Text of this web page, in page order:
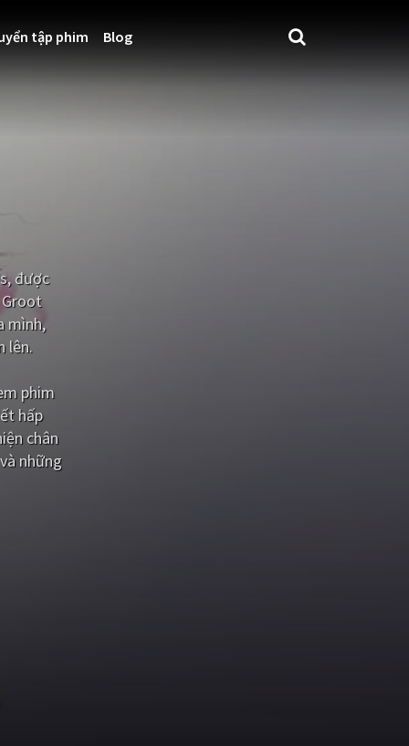
tập phim Blog
được
Groot
mình,
lên.
phim
hấp
chân
những